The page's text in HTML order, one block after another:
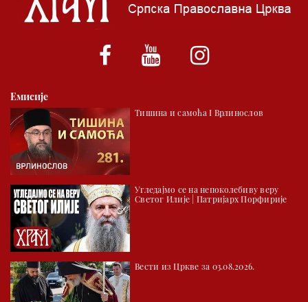
*најважније вести емитујемо на сваки пун сат
Емисије
Тишина и самоћа I Врлинослов
Угледајмо се на непоколебиву веру
Светог Илије | Патријарх Порфирије
Вести из Цркве за 03.08.2026.